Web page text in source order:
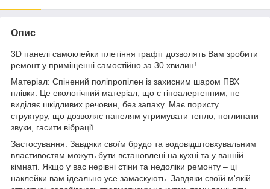
Опис
3D панелі самоклейки плетіння графіт дозволять Вам зробити
ремонт у приміщенні самостійно за 30 хвилин!
Матеріал: Спінений поліпропілен із захисним шаром ПВХ
плівки. Це екологічний матеріал, що є гіпоалергенним, не
виділяє шкідливих речовин, без запаху. Має пористу
структуру, що дозволяє панелям утримувати тепло, поглинати
звуки, гасити вібрації.
Застосування: Завдяки своїм брудо та водовідштовхувальним
властивостям можуть бути встановлені на кухні та у ванній
кімнаті. Якщо у вас нерівні стіни та недоліки ремонту – ці
наклейки вам ідеально усе замаскують. Завдяки своїй м'якій